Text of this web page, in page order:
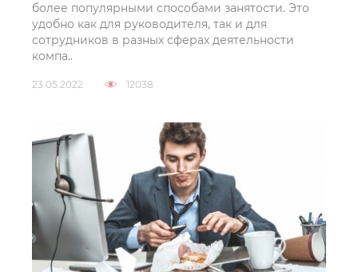
более популярными способами занятости. Это
удобно как для руководителя, так и для
сотрудников в разных сферах деятельности
компа..
23.05.2022 12038